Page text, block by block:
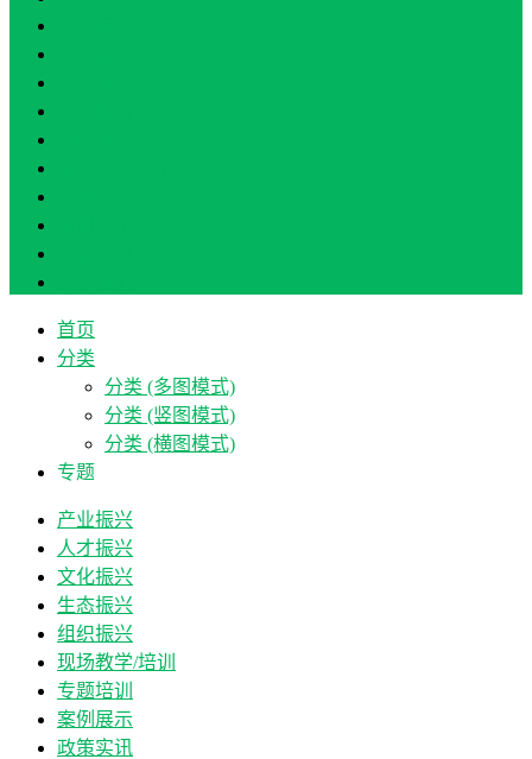
首页
分类
分类 (多图模式)
分类 (竖图模式)
分类 (横图模式)
专题
产业振兴
人才振兴
文化振兴
生态振兴
组织振兴
现场教学/培训
专题培训
案例展示
政策实讯